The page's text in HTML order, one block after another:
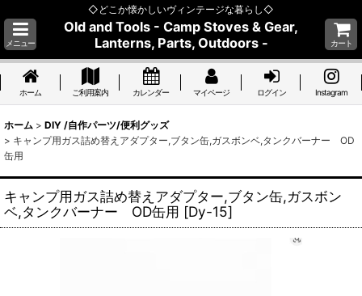
◇どこか懐かしいヴィンテージな暮らし◇
メニュー
Old and Tools - Camp Stoves & Gear,
Lanterns, Parts, Outdoors -
カート
ホーム ご利用案内 カレンダー マイページ ログイン Instagram
ホーム > DIY /自作パーツ/便利グッズ
> キャンプ用ガス詰め替えアダプター,ブタン缶,ガスボンベ,タンクバーナー OD
缶用
キャンプ用ガス詰め替えアダプター,ブタン缶,ガスボン
ベ,タンクバーナー OD缶用 [Dy-15]